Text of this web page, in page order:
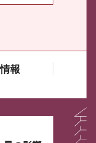
報
があります。